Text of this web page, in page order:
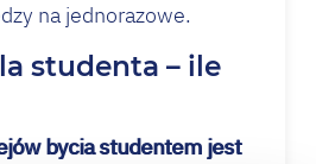
na jednorazowe.
studenta – ile
bycia studentem jest